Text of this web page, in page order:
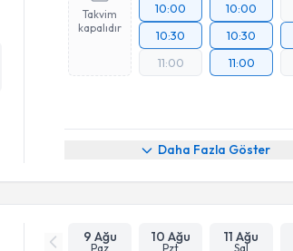
Takvim
kapalıdır
10:00
10:30
11:00
10:00
10:30
11:00
Daha Fazla Göster
9 Ağu
Paz
10 Ağu
Pzt
11 Ağu
Sal